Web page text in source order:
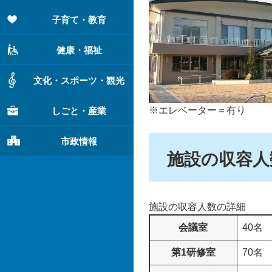
子育て・教育
健康・福祉
文化・スポーツ・観光
しごと・産業
市政情報
※エレベーター＝有り
施設の収容
施設の収容人数の詳細
会議室
40名
第1研修室 70名